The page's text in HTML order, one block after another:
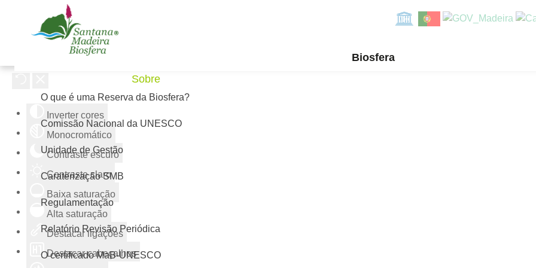
Ferramentas de acessibilidade
Inverter cores
Monocromático
Contraste escuro
Contraste claro
Baixa saturação
Alta saturação
Destacar ligações
Destacar cabeçalhos
Biosfera
Sobre
O que é uma Reserva da Biosfera?
Comissão Nacional da UNESCO
Unidade de Gestão
Caraterização SMB
Regulamentação
Relatório Revisão Periódica
O certificado MaB-UNESCO